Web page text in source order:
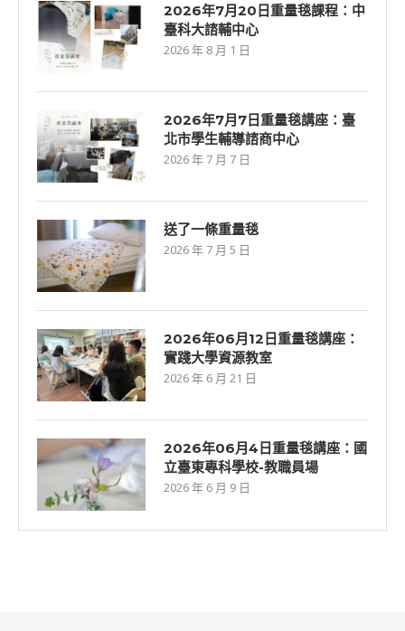
2026年7月20日重量毯課程：中
臺科大諮輔中心
2026 年 8 月 1 日
2026年7⽉7⽇重量毯講座：臺
北市學生輔導諮商中心
2026 年 7 月 7 日
送了一條重量毯
2026 年 7 月 5 日
2026年06⽉12⽇重量毯講座：
實踐大學資源教室
2026 年 6 月 21 日
2026年06月4日重量毯講座：國
立臺東專科學校-教職員場
2026 年 6 月 9 日